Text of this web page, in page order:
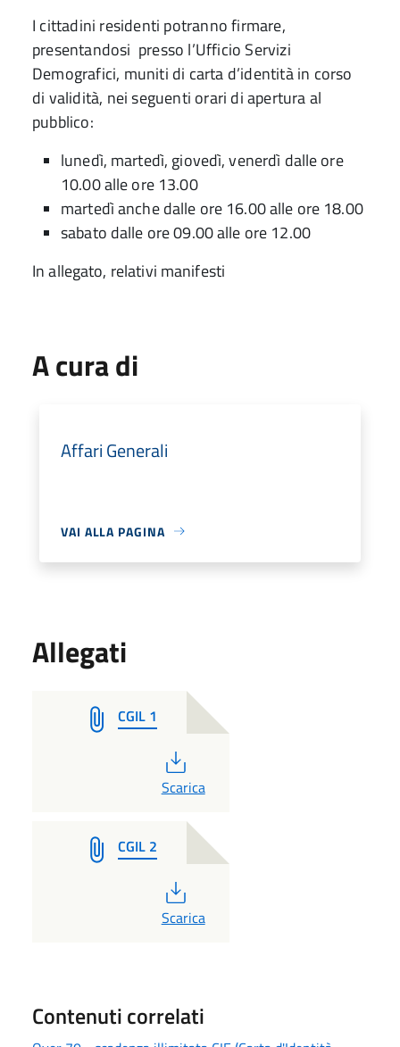
I cittadini residenti potranno firmare,
presentandosi presso l’Ufficio Servizi
Demografici, muniti di carta d’identità in corso
di validità, nei seguenti orari di apertura al
pubblico:
lunedì, martedì, giovedì, venerdì dalle ore
10.00 alle ore 13.00
martedì anche dalle ore 16.00 alle ore 18.00
sabato dalle ore 09.00 alle ore 12.00
In allegato, relativi manifesti
A cura di
Affari Generali
VAI ALLA PAGINA
Allegati
CGIL 1
PDF
Scarica
CGIL 2
PDF
Scarica
Contenuti correlati